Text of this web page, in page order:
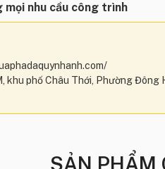
nhu cầu công trình
phố Châu Thới, Phường Đông
SẢN PHẨM